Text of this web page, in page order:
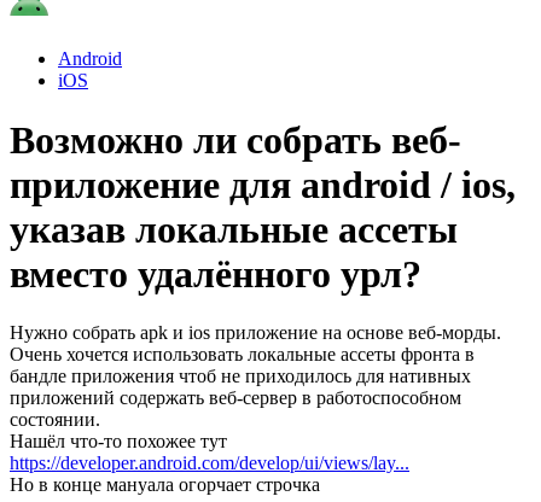
Android
iOS
Возможно ли собрать веб-
приложение для android / ios,
указав локальные ассеты
вместо удалённого урл?
Нужно собрать apk и ios приложение на основе веб-морды.
Очень хочется использовать локальные ассеты фронта в
бандле приложения чтоб не приходилось для нативных
приложений содержать веб-сервер в работоспособном
состоянии.
Нашёл что-то похожее тут
https://developer.android.com/develop/ui/views/lay...
Но в конце мануала огорчает строчка